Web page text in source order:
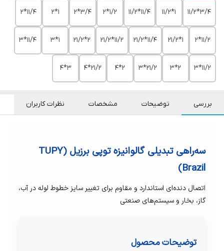
3/4*11/2
1*11/2
11/4*11/2
1/2*2
3/4*2
1*2
11/4*2
11/2*2
1*21/2
11/4*21/2
11/2*21/2
2*21/2
1*3
11/4*3
11/2*3
2*3
21/2*3
2*4
21/2*4
3*4
بررسی توضیحات مشخصات نظرات کاربران
سه‌راهی تبدیلی گالوانیزه توپی برزیل (TUPY
Brazil)
اتصال دنده‌ای استاندارد و مقاوم برای تغییر سایز خطوط لوله در آب،
گاز، بخار و سیستم‌های صنعتی
توضیحات محصول